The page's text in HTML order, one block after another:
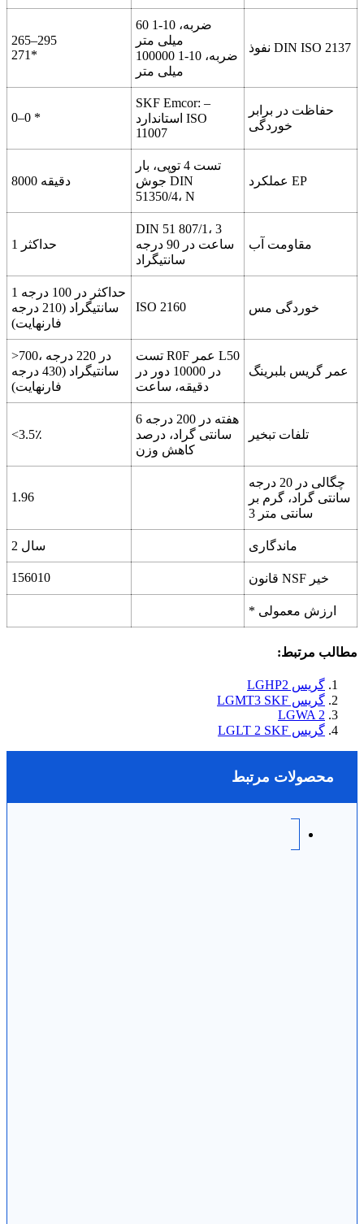
265–295
271*
60 ضربه، 10-1
میلی متر
100000 ضربه، 10-1
میلی متر
نفوذ DIN ISO 2137
0–0 *
SKF Emcor: –
استاندارد ISO
11007
حفاظت در برابر
خوردگی
8000 دقیقه
تست 4 توپی، بار
جوش DIN
51350/4، N
عملکرد EP
1 حداکثر
DIN 51 807/1، 3
ساعت در 90 درجه
سانتیگراد
مقاومت آب
1 حداکثر در 100 درجه
سانتیگراد (210 درجه
فارنهایت)
ISO 2160 خوردگی مس
>700، در 220 درجه
سانتیگراد (430 درجه
فارنهایت)
تست R0F عمر L50
در 10000 دور در
دقیقه، ساعت
عمر گریس بلبرینگ
<3.5٪
6 هفته در 200 درجه
سانتی گراد، درصد
کاهش وزن
تلفات تبخیر
1.96
چگالی در 20 درجه
سانتی گراد، گرم بر
سانتی متر 3
2 سال ماندگاری
156010 قانون NSF خیر
* ارزش معمولی
مطالب مرتبط:
گریس LGHP2
گریس LGMT3 SKF
LGWA 2
گریس LGLT 2 SKF
محصولات مرتبط